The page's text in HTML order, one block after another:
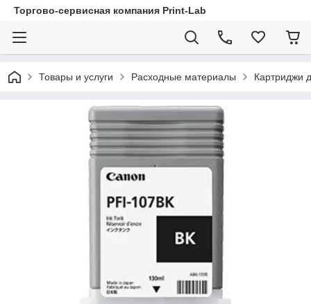
Торгово-сервисная компания Print-Lab
Товары и услуги Расходные материалы Картриджи